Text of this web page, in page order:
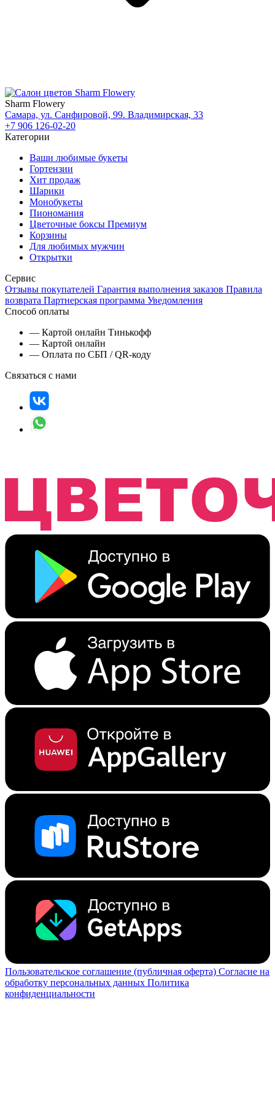
Sharm Flowery
Самара, ул. Санфировой, 99. Владимирская, 33
+7 906 126-02-20
Категории
Ваши любимые букеты
Гортензии
Хит продаж
Шарики
Монобукеты
Пиономания
Цветочные боксы Премиум
Корзины
Для любимых мужчин
Открытки
Сервис
Отзывы покупателей Гарантия выполнения заказов Правила
возврата Партнерская программа Уведомления
Способ оплаты
— Картой онлайн Тинькофф
— Картой онлайн
— Оплата по СБП / QR-коду
Связаться с нами
Пользовательское соглашение (публичная оферта) Согласие на
обработку персональных данных Политика
конфиденциальности